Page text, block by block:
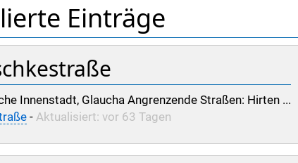
Einträge
Innenstadt, Glaucha Angrenzende Straßen: Hirten ...
- Aktualisiert: vor 63 Tagen